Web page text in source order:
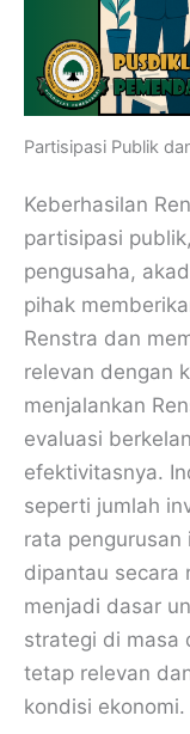
Partisipasi Publik
Keberhasilan
partisipasi
pengusaha,
pihak
Renstra dan
relevan dengan
menjalankan
evaluasi
efektivitasnya.
seperti jumlah
rata pengurusan
dipantau secara
menjadi dasar
strategi di masa
tetap relevan
kondisi ekonomi.